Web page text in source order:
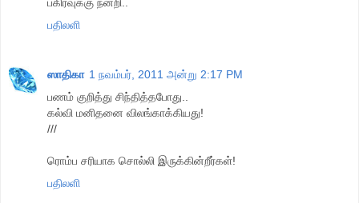
பதிலளி
ஸாதிகா 1 நவம்பர், 2011 அன்று 2:17 PM
பணம் குறித்து சிந்தித்தபோது..
கல்வி மனிதனை விலங்காக்கியது!
///
ரொம்ப சரியாக சொல்லி இருக்கின்றீர்கள்!
பதிலளி